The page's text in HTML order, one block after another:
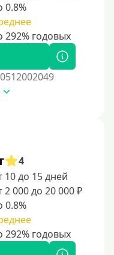
0.8%
4
10 до 15 дней
2 000 до 20 000 ₽
0.8%